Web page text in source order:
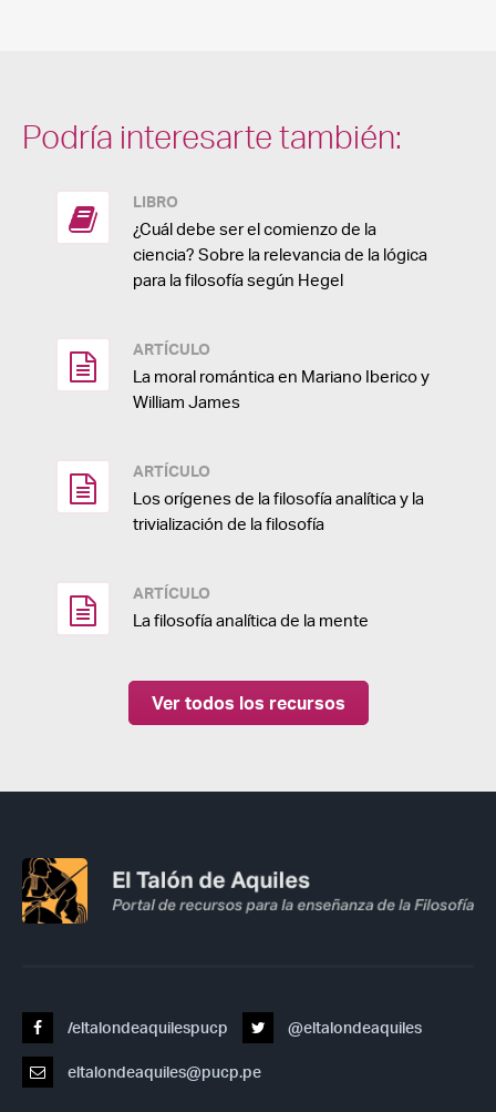
Podría interesarte también:
LIBRO
¿Cuál debe ser el comienzo de la
ciencia? Sobre la relevancia de la lógica
para la filosofía según Hegel
ARTÍCULO
La moral romántica en Mariano Iberico y
William James
ARTÍCULO
Los orígenes de la filosofía analítica y la
trivialización de la filosofía
ARTÍCULO
La filosofía analítica de la mente
Ver todos los recursos
/eltalondeaquilespucp @eltalondeaquiles
eltalondeaquiles@pucp.pe